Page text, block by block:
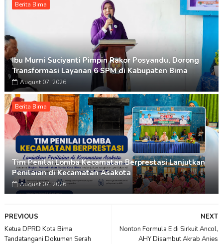
Berita Bima
Ibu Murni Suciyanti Pimpin Rakor Posyandu, Dorong
Transformasi Layanan 6 SPM di Kabupaten Bima
August 07, 2026
Berita Bima
Tim Penilai Lomba Kecamatan Berprestasi Lanjutkan
Penilaian di Kecamatan Asakota
August 07, 2026
NEXT
Nonton Formula E di Sirkuit Ancol,
AHY Disambut Akrab Anies
PREVIOUS
Ketua DPRD Kota Bima
Tandatangani Dokumen Serah